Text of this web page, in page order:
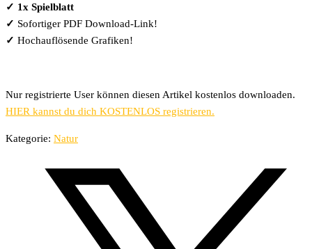
✓ 1x Spielblatt
✓ Sofortiger PDF Download-Link!
✓ Hochauflösende Grafiken!
Nur registrierte User können diesen Artikel kostenlos downloaden.
HIER kannst du dich KOSTENLOS registrieren.
Kategorie: Natur